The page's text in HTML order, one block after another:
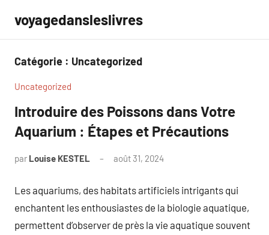
contenu
voyagedansleslivres
Catégorie : Uncategorized
Uncategorized
Introduire des Poissons dans Votre
Aquarium : Étapes et Précautions
par Louise KESTEL août 31, 2024
Les aquariums, des habitats artificiels intrigants qui
enchantent les enthousiastes de la biologie aquatique,
permettent d’observer de près la vie aquatique souvent